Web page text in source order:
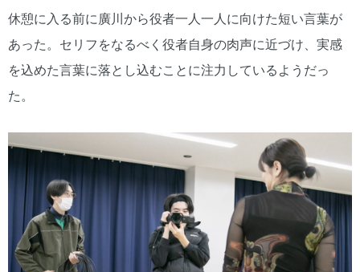
休憩に入る前に廣川から役者一人一人に向けた短い言葉が
あった。セリフをなるべく役者自身の肉声に近づけ、実感
を込めた言葉に落とし込むことに注力しているようだっ
た。